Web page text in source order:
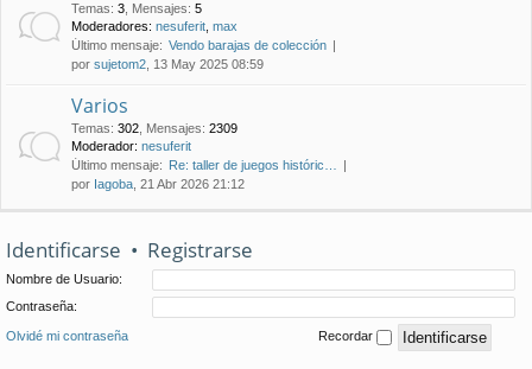
Temas: 3 Mensajes: 5
Moderadores: nesuferit max
Último mensaje: Vendo barajas de colección
por sujetom2 , 13 May 2025 08:59
Varios
Temas: 302 Mensajes: 2309
Moderador: nesuferit
Último mensaje: Re: taller de juegos históric…
por Iagoba , 21 Abr 2026 21:12
Identificarse • Registrarse
Nombre de Usuario:
Contraseña:
Olvidé mi contraseña Recordar